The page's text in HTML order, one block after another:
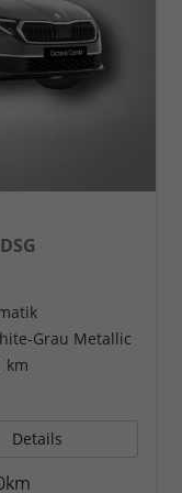
Grau Metallic
km
Details